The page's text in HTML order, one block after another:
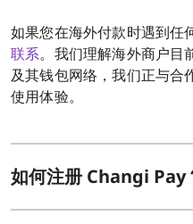
如果您在海外付款时遇到任
联系。我们理解海外商户目
及其钱包网络，我们正与合
使用体验。
如何注册 Changi Pay